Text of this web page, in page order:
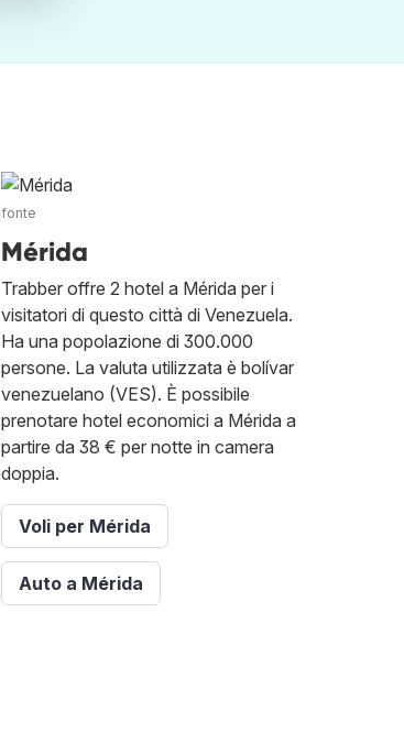
fonte
Mérida
Trabber offre 2 hotel a Mérida per i
visitatori di questo città di Venezuela.
Ha una popolazione di 300.000
persone. La valuta utilizzata è bolívar
venezuelano (VES). È possibile
prenotare hotel economici a Mérida a
partire da 38 € per notte in camera
doppia.
Voli per Mérida
Auto a Mérida